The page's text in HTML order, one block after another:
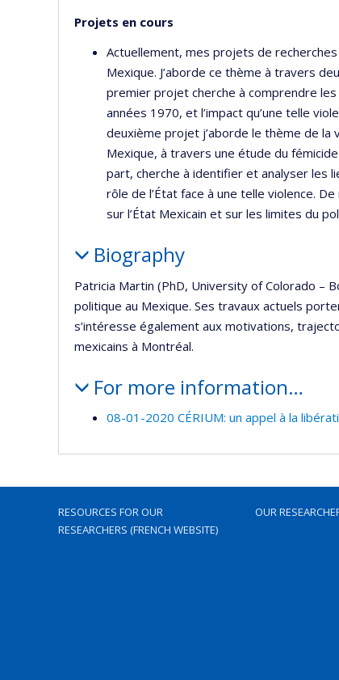
Projets en cours
Actuellement, mes projets de
Mexique. J’aborde ce thème à travers
premier projet cherche à comprendre
années 1970, et l’impact qu’une telle
deuxième projet j’aborde le thème de la
Mexique, à travers une étude du
part, cherche à identifier et analyser les
rôle de l’État face à une telle violence.
sur l’État Mexicain et sur les limites du
Biography
Patricia Martin (PhD, University of Colorado –
politique au Mexique. Ses travaux actuels
s’intéresse également aux motivations,
mexicains à Montréal.
For more information…
08-01-2020 CÉRIUM: un appel à la
RESOURCES FOR OUR
RESEARCHERS (FRENCH WEBSITE)
OUR